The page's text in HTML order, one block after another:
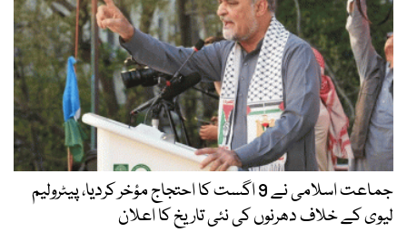
جماعت اسلامی نے 9 اگست کا احتجاج مؤخر کردیا، پیٹرولیم
لیوی کے خلاف دھرنوں کی نئی تاریخ کا اعلان